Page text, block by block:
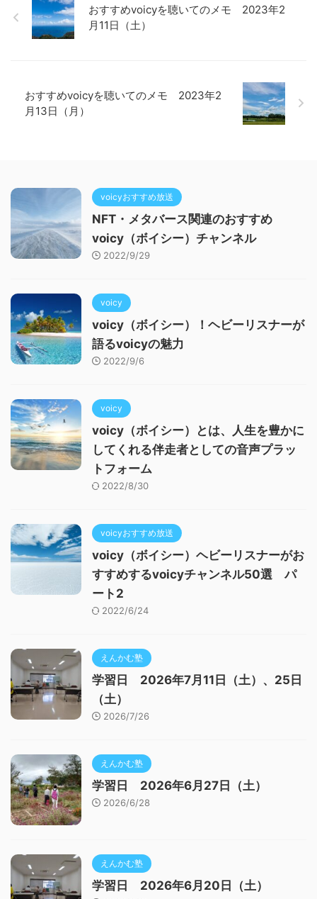
おすすめvoicyを聴いてのメモ 2023年2
月11日（土）
おすすめvoicyを聴いてのメモ 2023年2
月13日（月）
voicyおすすめ放送
NFT・メタバース関連のおすすめ
voicy（ボイシー）チャンネル
2022/9/29
voicy
voicy（ボイシー）！ヘビーリスナーが
語るvoicyの魅力
2022/9/6
voicy
voicy（ボイシー）とは、人生を豊かに
してくれる伴走者としての音声プラッ
トフォーム
2022/8/30
voicyおすすめ放送
voicy（ボイシー）ヘビーリスナーがお
すすめするvoicyチャンネル50選 パ
ート2
2022/6/24
えんかむ塾
学習日 2026年7月11日（土）、25日
（土）
2026/7/26
えんかむ塾
学習日 2026年6月27日（土）
2026/6/28
えんかむ塾
学習日 2026年6月20日（土）